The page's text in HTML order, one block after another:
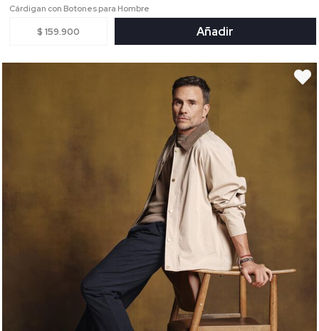
Cárdigan con Botones para Hombre
$ 159.900 Añadir